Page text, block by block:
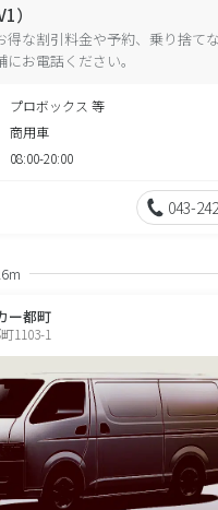
）
得な割引料金や予約、乗り捨て
お電話ください。
プロボックス 等
商用車
08:00-20:00
043-
ー都町
1103-1